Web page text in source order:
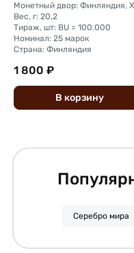
Вес, г: 20,2
Тираж, шт: BU = 100.000
Номинал: 25 марок
Страна: Финляндия
1 800 ₽
В корзину
Серебро мира